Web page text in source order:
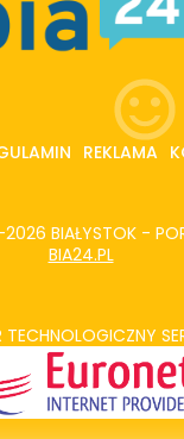
REKLAMA
BIAŁYSTOK -
BIA24.PL
TECHNOLOGICZNY